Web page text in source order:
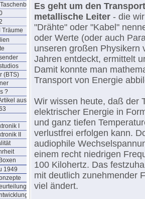
Träume
(BTS)
?
aus 1950)
I
II
1949
Es geht um den
metallische Leiter - die
"Drähte" oder "Kabel"
oder Werte (oder auch
unseren großen Physikern
Jahren entdeckt, ermittelt
Damit konnte man
Transport von Energie
Wir wissen heute, daß der
elektrischer Energie in
und ganz tiefen
verlustfrei erfolgen kann.
audiophile
einem recht niedrigen
100 Kilohertz. Das
mit deutlich zunehmender
viel ändert.